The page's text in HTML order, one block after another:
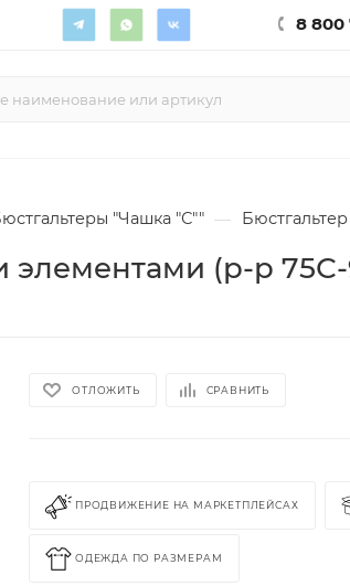
8 800
"Чашка "С"" —
элементами (р-р
ОТЛОЖИТЬ СРАВНИТЬ
ПРОДВИЖЕНИЕ НА МАРКЕТПЛЕЙСАХ
ОДЕЖДА ПО РАЗМЕРАМ